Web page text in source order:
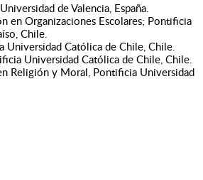
de Valencia, España.
en Organizaciones Escolares; Pontificia
Chile.
Universidad Católica de Chile, Chile.
Universidad Católica de Chile, Chile.
Religión y Moral, Pontificia Universidad